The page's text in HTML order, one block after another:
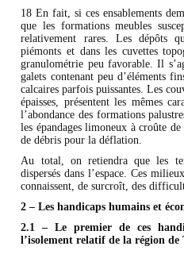
18 En fait, si ces ensablements
que les formations meubles
relativement rares. Les dépôts
piémonts et dans les cuvettes
granulométrie peu favorable. Il
galets contenant peu d’éléments
calcaires parfois puissantes. Les
épaisses, présentent les mêmes
l’abondance des formations
les épandages limoneux à croûte
de débris pour la déflation.
Au total, on retiendra que les
dispersés dans l’espace. Ces
connaissent, de surcroît, des
2 – Les handicaps humains et
2.1 – Le premier de ces
l’isolement relatif de la région de